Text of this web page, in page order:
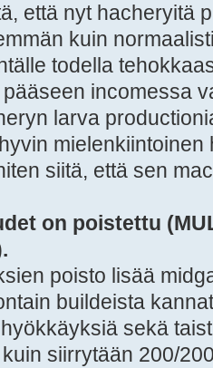
että nyt hacheryitä
kuin
todella
incomessa
larva
mielenkiintoinen
siitä, että sen
on poistettu
poisto lisää
buildeista
sekä
siirrytään 200/